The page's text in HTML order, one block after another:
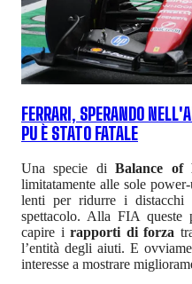
FERRARI, SPERANDO
PU È STATO FATALE
Una specie diBalance of
limitatamente alle sole
lenti per ridurre i distacchi
spettacolo. Alla FIA queste
capire irapporti di forza
l’entità degli aiuti. E
interesse a mostrare